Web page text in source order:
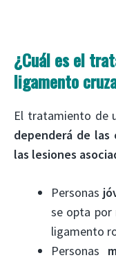
¿Cuál es el
ligamento
El tratamiento de
dependerá de
las lesiones
Personas
se opta por
ligamento
Personas